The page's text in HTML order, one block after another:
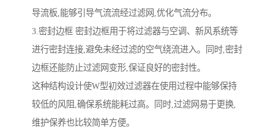
导流板,能够引导气流流经过滤网,优化气流分布。
3.密封边框 密封边框用于将过滤器与空调、新风系统等
进行密封连接,避免未经过滤的空气绕流进入。同时,密封
边框还能防止过滤网变形,保证良好的密封性。
这种结构设计使W型初效过滤器在使用过程中能够保持
较低的风阻,确保系统能耗过高。同时,过滤网易于更换,
维护保养也比较简单方便。